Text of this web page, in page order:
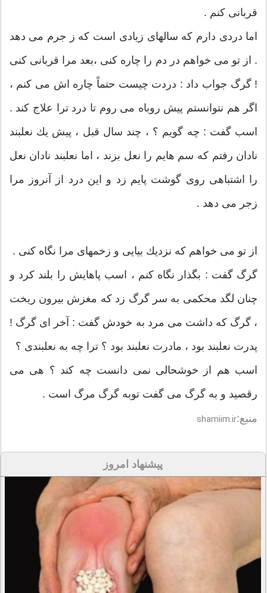
قربانی كنم .
اما دردی دارم كه سالهای زیادی است كه ز جرم می دهد
. از تو می خواهم در دم را چاره كنی ،‌بعد مرا قربانی كنی
!‌ گرگ جواب داد : دردت چیست حتماً چاره اش می كنم ،
اگر هم نتوانستم پیش روباه می روم تا درد ترا علاج كند .
اسب گفت : چه گویم ؟ ، چند سال قبل ، پیش یك نعلبند
نادان رفتم كه سم هایم را نعل بزند ، اما نعلبند نادان نعل
را اشتباهی روی گوشت پایم زد و این درد از آنروز مرا
زجر می دهد .
از تو می خواهم كه نزدیك بیایی و زخمهای مرا نگاه كنی .
گرگ گفت : بگذار نگاه كنم ، اسب پاهایش را بلند كرد و
چنان لگد محكمی به سر گرگ زد كه مغزش بیرون ریخت
، گرگ كه داشت می مرد به خودش گفت : آخر ای گرگ !
پدرت نعلبند بود ، مادرت نعلبند بود ؟ ترا چه به نعلبندی ؟
اسب هم از خوشحالی نمی دانست چه كند ؟ هی می
رقصید و به گرگ می گفت توبه گرگ مرگ است .
منبع:shamiim.ir
پیشنهاد امروز